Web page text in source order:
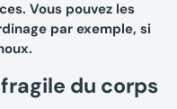
Vous pouvez les
par exemple, si
du corps